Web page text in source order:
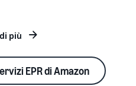
più
EPR di Amazon